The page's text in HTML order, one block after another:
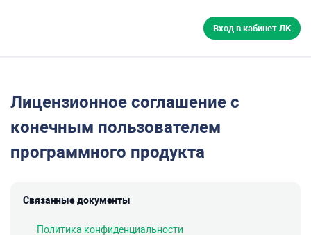
Вход в кабинет ЛК
Лицензионное соглашение с
конечным пользователем
программного продукта
Связанные документы
Политика конфиденциальности